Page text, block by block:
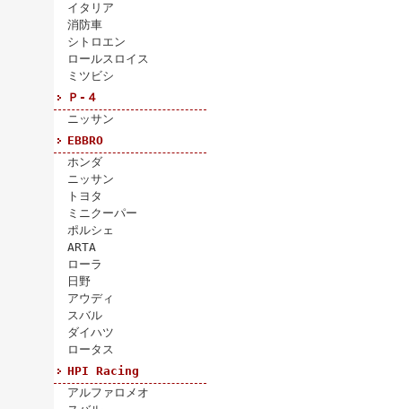
イタリア
消防車
シトロエン
ロールスロイス
ミツビシ
Ｐ-４
ニッサン
EBBRO
ホンダ
ニッサン
トヨタ
ミニクーパー
ポルシェ
ARTA
ローラ
日野
アウディ
スバル
ダイハツ
ロータス
HPI Racing
アルファロメオ